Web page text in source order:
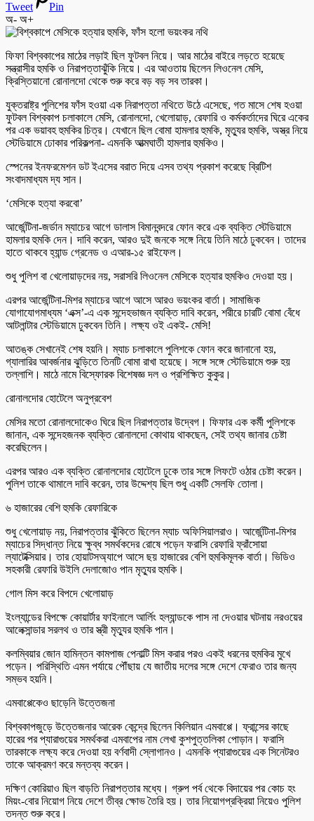
Tweet
Pin
অ- অ+
ফিফা বিশ্বকাপের মাঠের লড়াই ছিল ফুটবল নিয়ে। আর মাঠের বাইরে লড়তে হয়েছে
সন্ত্রাসীর হুমকি ও নিরাপত্তাঝুঁকি নিয়ে। এর আওতায় ছিলেন লিওনেল মেসি,
ক্রিস্তিয়ানো রোনালদো থেকে শুরু করে বড় বড় সব তারকা।
যুক্তরাষ্ট্র পুলিশের ফাঁস হওয়া এক নিরাপত্তা নথিতে উঠে এসেছে, গত মাসে শেষ হওয়া
ফুটবল বিশ্বকাপ চলাকালে মেসি, রোনালদো, খেলোয়াড়, রেফারি ও কর্মকর্তাদের ঘিরে একের
পর এক ভয়াবহ হুমকির চিত্র। যেখানে ছিল বোমা হামলার হুমকি, মৃত্যুর হুমকি, অস্ত্র নিয়ে
স্টেডিয়ামে ঢোকার পরিকল্পনা- এমনকি আত্মঘাতী হামলার হুমকিও।
স্পেনের ইনফরমেশন ডট ইএসের বরাত দিয়ে এসব তথ্য প্রকাশ করেছে ব্রিটিশ
সংবাদমাধ্যম দ্য সান।
‘মেসিকে হত্যা করবো’
আর্জেন্টিনা-জর্ডান ম্যাচের আগে ডালাস বিমানবন্দরে ফোন করে এক ব্যক্তি স্টেডিয়ামে
হামলার হুমকি দেন। দাবি করেন, আরও দুই জনকে সঙ্গে নিয়ে তিনি মাঠে ঢুকবেন। তাদের
হাতে থাকবে হ্যান্ড গ্রেনেড ও এআর-১৫ রাইফেল।
শুধু পুলিশ বা খেলোয়াড়দের নয়, সরাসরি লিওনেল মেসিকে হত্যার হুমকিও দেওয়া হয়।
এরপর আর্জেন্টিনা-মিশর ম্যাচের আগে আসে আরও ভয়ংকর বার্তা। সামাজিক
যোগাযোগমাধ্যম ‘এক্স’-এ এক সন্দেহভাজন ব্যক্তি দাবি করেন, শরীরে চারটি বোমা বেঁধে
আটলান্টার স্টেডিয়ামে ঢুকবেন তিনি। লক্ষ্য ওই একই- মেসি!
আতঙ্ক সেখানেই শেষ হয়নি। ম্যাচ চলাকালে পুলিশকে ফোন করে জানানো হয়,
গ্যালারির আবর্জনার ঝুড়িতে তিনটি বোমা রাখা হয়েছে। সঙ্গে সঙ্গে স্টেডিয়ামে শুরু হয়
তল্লাশি। মাঠে নামে বিস্ফোরক বিশেষজ্ঞ দল ও প্রশিক্ষিত কুকুর।
রোনালদোর হোটেলে অনুপ্রবেশ
মেসির মতো রোনালদোকেও ঘিরে ছিল নিরাপত্তার উদ্বেগ। ফিফার এক কর্মী পুলিশকে
জানান, এক সন্দেহজনক ব্যক্তি রোনালদো কোথায় থাকছেন, সেই তথ্য জানার চেষ্টা
করেছিলেন।
এরপর আরও এক ব্যক্তি রোনালদোর হোটেলে ঢুকে তার সঙ্গে লিফটে ওঠার চেষ্টা করেন।
পুলিশ তাকে থামালে দাবি করেন, তার উদ্দেশ্য ছিল শুধু একটি সেলফি তোলা।
৬ হাজারের বেশি হুমকি রেফারিকে
শুধু খেলোয়াড় নয়, নিরাপত্তার ঝুঁকিতে ছিলেন ম্যাচ অফিসিয়ালরাও। আর্জেন্টিনা-মিশর
ম্যাচের সিদ্ধান্ত নিয়ে ক্ষুব্ধ সমর্থকদের রোষে পড়েন ফরাসি রেফারি ফ্রাঁসোয়া
ল্যাটেক্সিয়ার। তার হোয়াটসঅ্যাপে আসে ছয় হাজারের বেশি হুমকিমূলক বার্তা। ভিডিও
সহকারী রেফারি উইলি দেলাজোও পান মৃত্যুর হুমকি।
গোল মিস করে বিপদে খেলোয়াড়
ইংল্যান্ডের বিপক্ষে কোয়ার্টার ফাইনালে আর্লিং হল্যান্ডকে পাস না দেওয়ার ঘটনায় নরওয়ের
আলেক্সান্ডার সরলথ ও তার স্ত্রী মৃত্যুর হুমকি পান।
কলম্বিয়ার জোন হামিন্তন কামপাজ পেনাল্টি মিস করার পরও একই ধরনের হুমকির মুখে
পড়েন। পরিস্থিতি এমন পর্যায়ে পৌঁছায় যে জাতীয় দলের সঙ্গে দেশে ফেরাও তার জন্য
সম্ভব হয়নি।
এমবাপ্পেকেও ছাড়েনি উত্তেজনা
বিশ্বকাপজুড়ে উত্তেজনার আরেক কেন্দ্রে ছিলেন কিলিয়ান এমবাপ্পে। ফ্রান্সের কাছে
হারের পর প্যারাগুয়ের সমর্থকরা এমবাপের নাম লেখা কুশপুত্তলিকা পোড়ান। ফরাসি
তারকাকে লক্ষ্য করে দেওয়া হয় বর্ণবাদী স্লোগানও। এমনকি প্যারাগুয়ের এক সিনেটরও
তাকে আক্রমণ করে মন্তব্য করেন।
দক্ষিণ কোরিয়াও ছিল বাড়তি নিরাপত্তার মধ্যে। গ্রুপ পর্ব থেকে বিদায়ের পর কোচ হং
মিয়ং-বোর নিয়োগ নিয়ে দেশে তীব্র ক্ষোভ তৈরি হয়। তার নিয়োগপ্রক্রিয়া নিয়েও পুলিশ
তদন্ত শুরু করে।